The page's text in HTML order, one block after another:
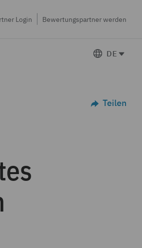
Login Bewertungspartner werden
DE
Teilen